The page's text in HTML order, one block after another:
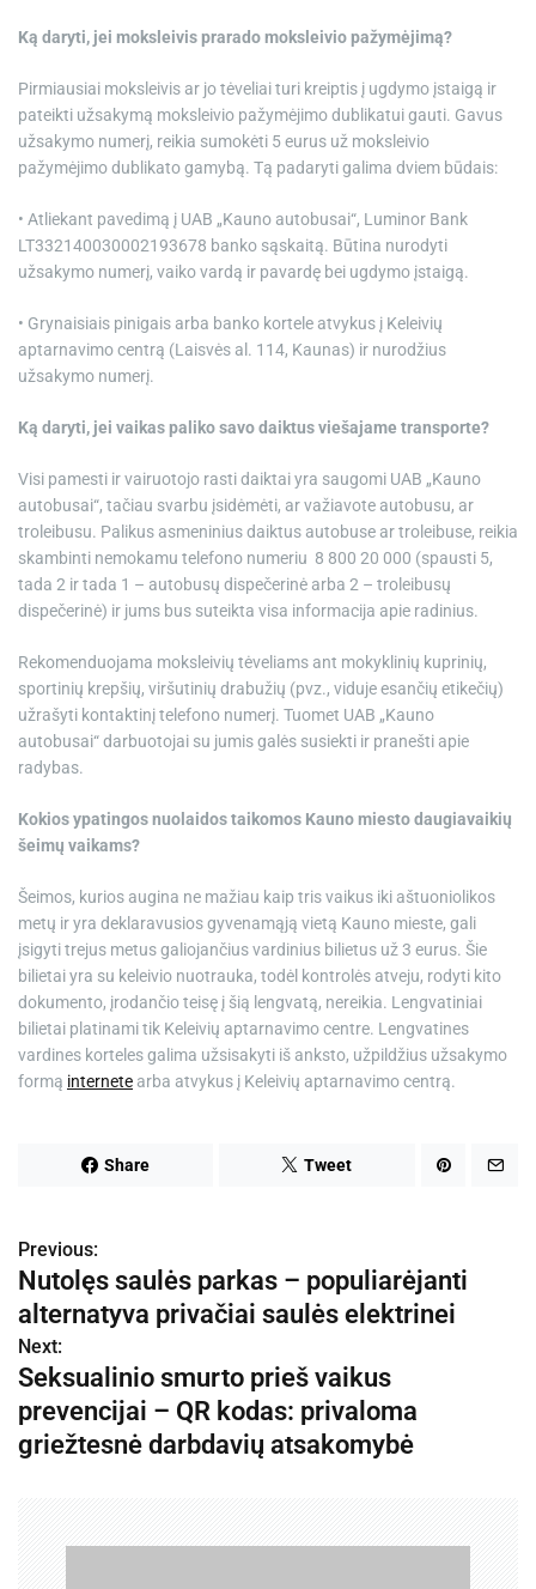
Ką daryti, jei moksleivis prarado moksleivio pažymėjimą?
Pirmiausiai moksleivis ar jo tėveliai turi kreiptis į ugdymo įstaigą ir
pateikti užsakymą moksleivio pažymėjimo dublikatui gauti. Gavus
užsakymo numerį, reikia sumokėti 5 eurus už moksleivio
pažymėjimo dublikato gamybą. Tą padaryti galima dviem būdais:
• Atliekant pavedimą į UAB „Kauno autobusai“, Luminor Bank
LT332140030002193678 banko sąskaitą. Būtina nurodyti
užsakymo numerį, vaiko vardą ir pavardę bei ugdymo įstaigą.
• Grynaisiais pinigais arba banko kortele atvykus į Keleivių
aptarnavimo centrą (Laisvės al. 114, Kaunas) ir nurodžius
užsakymo numerį.
Ką daryti, jei vaikas paliko savo daiktus viešajame transporte?
Visi pamesti ir vairuotojo rasti daiktai yra saugomi UAB „Kauno
autobusai“, tačiau svarbu įsidėmėti, ar važiavote autobusu, ar
troleibusu. Palikus asmeninius daiktus autobuse ar troleibuse, reikia
skambinti nemokamu telefono numeriu 8 800 20 000 (spausti 5,
tada 2 ir tada 1 – autobusų dispečerinė arba 2 – troleibusų
dispečerinė) ir jums bus suteikta visa informacija apie radinius.
Rekomenduojama moksleivių tėveliams ant mokyklinių kuprinių,
sportinių krepšių, viršutinių drabužių (pvz., viduje esančių etikečių)
užrašyti kontaktinį telefono numerį. Tuomet UAB „Kauno
autobusai“ darbuotojai su jumis galės susiekti ir pranešti apie
radybas.
Kokios ypatingos nuolaidos taikomos Kauno miesto daugiavaikių
šeimų vaikams?
Šeimos, kurios augina ne mažiau kaip tris vaikus iki aštuoniolikos
metų ir yra deklaravusios gyvenamąją vietą Kauno mieste, gali
įsigyti trejus metus galiojančius vardinius bilietus už 3 eurus. Šie
bilietai yra su keleivio nuotrauka, todėl kontrolės atveju, rodyti kito
dokumento, įrodančio teisę į šią lengvatą, nereikia. Lengvatiniai
bilietai platinami tik Keleivių aptarnavimo centre. Lengvatines
vardines korteles galima užsisakyti iš anksto, užpildžius užsakymo
formą internete arba atvykus į Keleivių aptarnavimo centrą.
Share Tweet
N
a
v
i
g
Previous:
Nutolęs saulės parkas – populiarėjanti
alternatyva privačiai saulės elektrinei
Next:
Seksualinio smurto prieš vaikus
prevencijai – QR kodas: privaloma
griežtesnė darbdavių atsakomybė